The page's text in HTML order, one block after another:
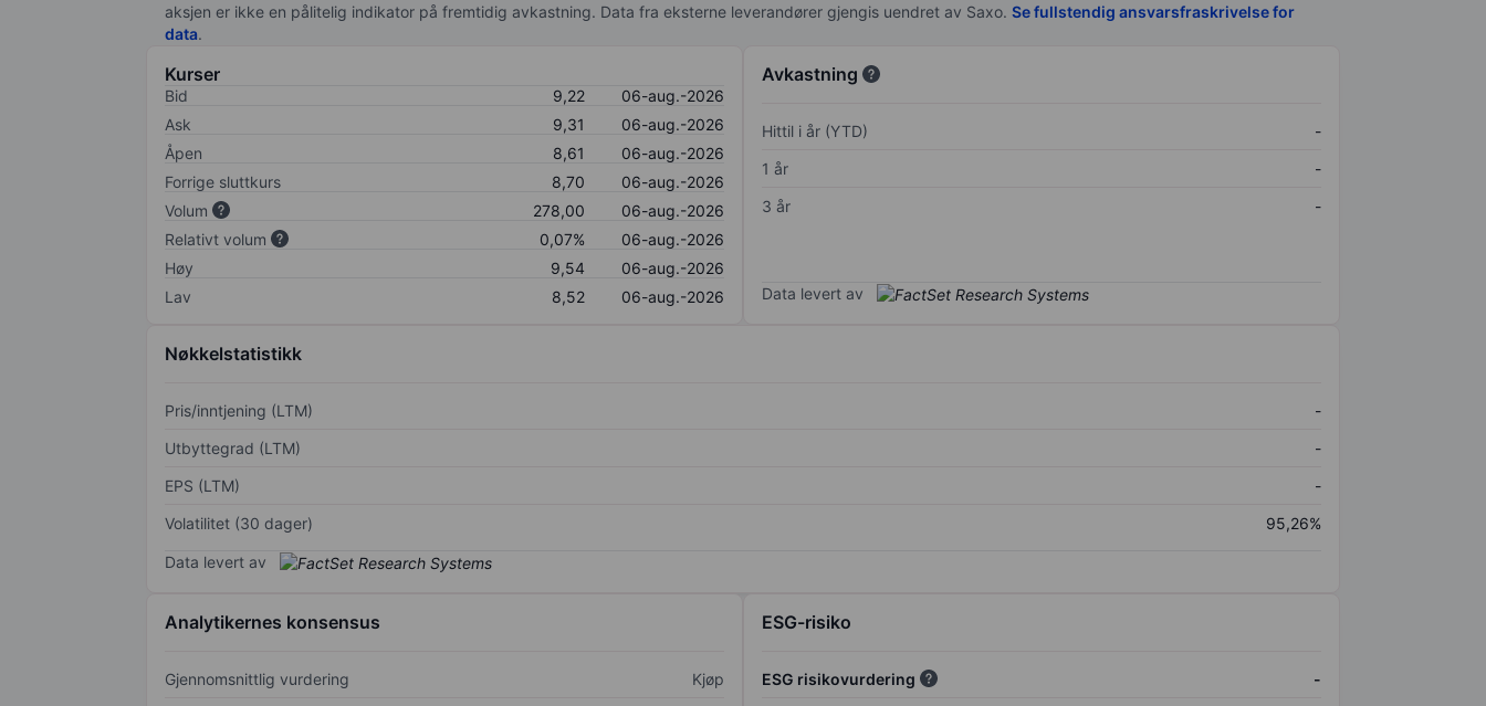
aksjen er ikke en pålitelig indikator på fremtidig avkastning. Data fra eksterne leverandører gjengis uendret av Saxo. Se fullstendig ansvarsfraskrivelse for
data.
Kurser
Bid 9,22
06-aug.-2026
Ask
9,31
06-aug.-2026
Åpen
8,61
06-aug.-2026
Forrige sluttkurs
8,70
06-aug.-2026
Volum
278,00
06-aug.-2026
Relativt volum
0,07%
06-aug.-2026
Høy
9,54
06-aug.-2026
Lav
8,52 06-aug.-2026
Avkastning
Hittil i år (YTD)
-
1 år
-
3 år
-
Data levert av
Nøkkelstatistikk
Pris/inntjening (LTM)
-
Utbyttegrad (LTM)
-
EPS (LTM)
-
Volatilitet (30 dager)
95,26%
Data levert av
Analytikernes konsensus
Gjennomsnittlig vurdering Kjøp
ESG-risiko
ESG risikovurdering
-